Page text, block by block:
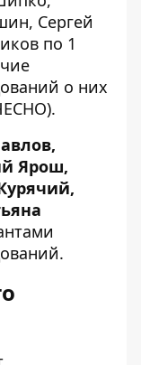
Сергей
по 1
о них
Ярош,